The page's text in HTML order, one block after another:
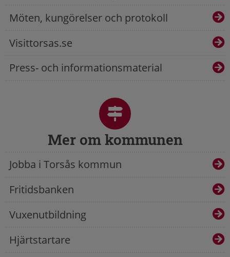
Möten, kungörelser och protokoll
Visittorsas.se
Press- och informationsmaterial
Mer om kommunen
Jobba i Torsås kommun
Fritidsbanken
Vuxenutbildning
Hjärtstartare